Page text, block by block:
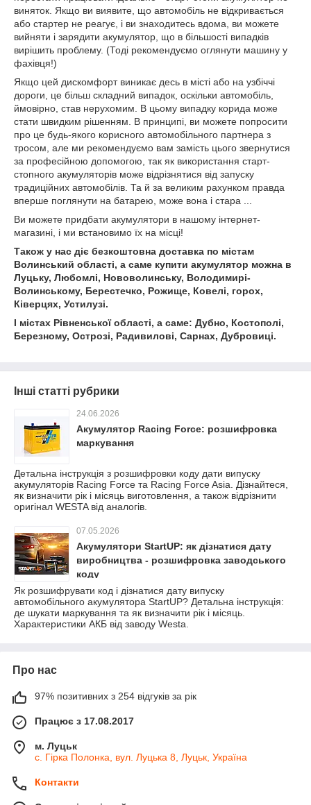
виняток. Якщо ви виявите, що автомобіль не відкривається
або стартер не реагує, і ви знаходитесь вдома, ви можете
вийняти і зарядити акумулятор, що в більшості випадків
вирішить проблему. (Тоді рекомендуємо оглянути машину у
фахівця!)
Якщо цей дискомфорт виникає десь в місті або на узбіччі
дороги, це більш складний випадок, оскільки автомобіль,
ймовірно, став нерухомим. В цьому випадку корида може
стати швидким рішенням. В принципі, ви можете попросити
про це будь-якого корисного автомобільного партнера з
тросом, але ми рекомендуємо вам замість цього звернутися
за професійною допомогою, так як використання старт-
стопного акумуляторів може відрізнятися від запуску
традиційних автомобілів. Та й за великим рахунком правда
вперше поглянути на батарею, може вона і стара ...
Ви можете придбати акумулятори в нашому інтернет-
магазині, і ми встановимо їх на місці!
Також у нас діє безкоштовна доставка по містам
Волинський області, а саме купити акумулятор можна в
Луцьку, Любомлі, Нововолинську, Володимирі-
Волинському, Берестечко, Рожище, Ковелі, горох,
Ківерцях, Устилузі.
І містах Рівненської області, а саме: Дубно, Костополі,
Березному, Острозі, Радивилові, Сарнах, Дубровиці.
Інші статті рубрики
24.06.2026
Акумулятор Racing Force: розшифровка
маркування
Детальна інструкція з розшифровки коду дати випуску
акумуляторів Racing Force та Racing Force Asia. Дізнайтеся,
як визначити рік і місяць виготовлення, а також відрізнити
оригінал WESTA від аналогів.
07.05.2026
Акумулятори StartUP: як дізнатися дату
виробництва - розшифровка заводського
коду
Як розшифрувати код і дізнатися дату випуску
автомобільного акумулятора StartUP? Детальна інструкція:
де шукати маркування та як визначити рік і місяць.
Характеристики АКБ від заводу Westa.
Про нас
97% позитивних з 254 відгуків за рік
Працює з 17.08.2017
м. Луцьк
с. Гірка Полонка, вул. Луцька 8, Луцьк, Україна
Контакти